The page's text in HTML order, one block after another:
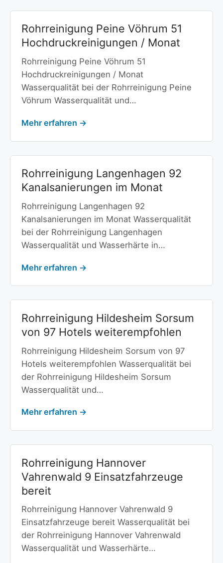
Rohrreinigung Peine Vöhrum 51
Hochdruckreinigungen / Monat
Rohrreinigung Peine Vöhrum 51
Hochdruckreinigungen / Monat
Wasserqualität bei der Rohrreinigung Peine
Vöhrum Wasserqualität und…
Mehr erfahren →
Rohrreinigung Langenhagen 92
Kanalsanierungen im Monat
Rohrreinigung Langenhagen 92
Kanalsanierungen im Monat Wasserqualität
bei der Rohrreinigung Langenhagen
Wasserqualität und Wasserhärte in…
Mehr erfahren →
Rohrreinigung Hildesheim Sorsum
von 97 Hotels weiterempfohlen
Rohrreinigung Hildesheim Sorsum von 97
Hotels weiterempfohlen Wasserqualität bei
der Rohrreinigung Hildesheim Sorsum
Wasserqualität und…
Mehr erfahren →
Rohrreinigung Hannover
Vahrenwald 9 Einsatzfahrzeuge
bereit
Rohrreinigung Hannover Vahrenwald 9
Einsatzfahrzeuge bereit Wasserqualität bei
der Rohrreinigung Hannover Vahrenwald
Wasserqualität und Wasserhärte…